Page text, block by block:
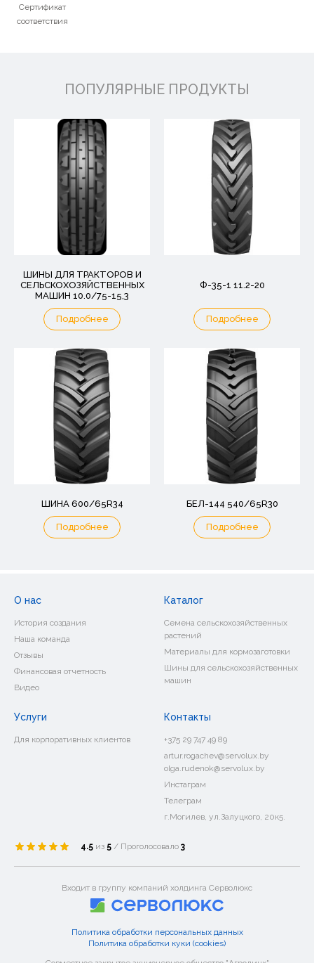
Сертификат
соответствия
ПОПУЛЯРНЫЕ ПРОДУКТЫ
ШИНЫ ДЛЯ ТРАКТОРОВ И
СЕЛЬСКОХОЗЯЙСТВЕННЫХ
МАШИН 10.0/75-15,3
Подробнее
Ф-35-1 11.2-20
Подробнее
ШИНА 600/65R34
Подробнее
БЕЛ-144 540/65R30
Подробнее
О нас
История создания
Наша команда
Отзывы
Финансовая отчетность
Видео
Каталог
Семена сельскохозяйственных
растений
Материалы для кормозаготовки
Шины для сельскохозяйственных
машин
Услуги
Для корпоративных клиентов
Контакты
+375 29 747 49 89
artur.rogachev@servolux.by
olga.rudenok@servolux.by
Инстаграм
Телеграм
г.Могилев, ул.Залуцкого, 20к5.
4.5 из 5 / Проголосовало 3
Входит в группу компаний холдинга Серволюкс
Политика обработки персональных данных
Политика обработки куки (cookies)